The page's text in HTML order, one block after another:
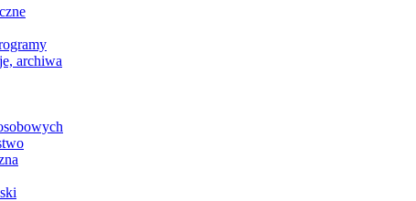
archiwa